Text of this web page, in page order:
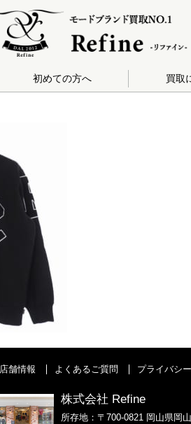
初めての方へ 買取
店舗情報 よくあるご質問 プライバシ
株式会社 Refine
所存地：〒700-0821 岡山県岡